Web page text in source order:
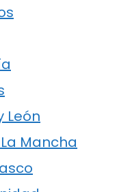
León
Mancha